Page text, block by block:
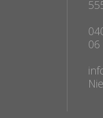
06